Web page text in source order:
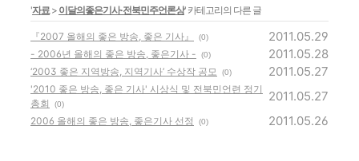
'자료> 이달의좋은기사·전북민주언론상' 카테고리의 다른 글
『2007 올해의 좋은 방송, 좋은 기사』 (0) 2011.05.29
- 2006년 올해의 좋은 방송, 좋은기사 - (0) 2011.05.28
‘2003 좋은 지역방송, 지역기사’ 수상작 공모 (0) 2011.05.27
'2010 좋은 방송, 좋은 기사' 시상식 및 전북민언련 정기
총회
(0)
2011.05.27
2006 올해의 좋은 방송, 좋은기사 선정 (0) 2011.05.26